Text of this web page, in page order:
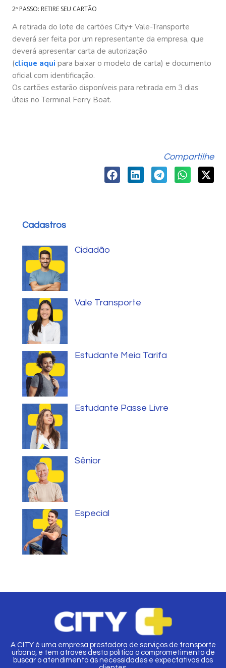
2º PASSO: RETIRE SEU CARTÃO
A retirada do lote de cartões City+ Vale-Transporte
deverá ser feita por um representante da empresa, que
deverá apresentar carta de autorização
(clique aqui para baixar o modelo de carta) e documento
oficial com identificação.
Os cartões estarão disponíveis para retirada em 3 dias
úteis no Terminal Ferry Boat.
Compartilhe
Cadastros
Cidadão
Vale Transporte
Estudante Meia Tarifa
Estudante Passe Livre
Sênior
Especial
A CITY é uma empresa prestadora de serviços de transporte
urbano, e tem através desta política o comprometimento de
buscar o atendimento às necessidades e expectativas dos